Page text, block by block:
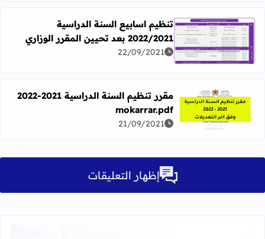
اقرأ المزيد عن تنظيم اسابيع السنة الدراسية 2022/2021 بعد تحيين المقرر الوزاري
تنظيم اسابيع السنة الدراسية
2022/2021 بعد تحيين المقرر الوزاري
22/09/2021
اقرأ المزيد عن مقرر تنظيم السنة الدراسية 2021-2022 mokarrar.pdf
مقرر تنظيم السنة الدراسية 2021-2022
mokarrar.pdf
21/09/2021
إظهار التعليقات